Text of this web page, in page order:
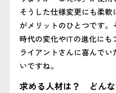
そうした仕様変更にも柔
がメリットのひとつです。
時代の変化やITの進化にも
ライアントさんに喜んで
いですね。
求める人材は？ どん